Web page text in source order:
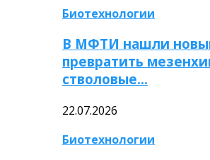
Биотехнологии
В МФТИ нашли
превратить
стволовые…
22.07.2026
Биотехнологии